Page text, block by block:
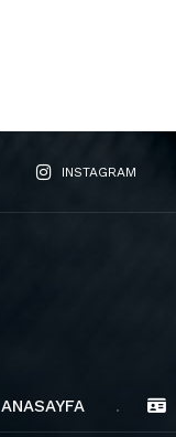
INSTAGRAM
ANASAYFA